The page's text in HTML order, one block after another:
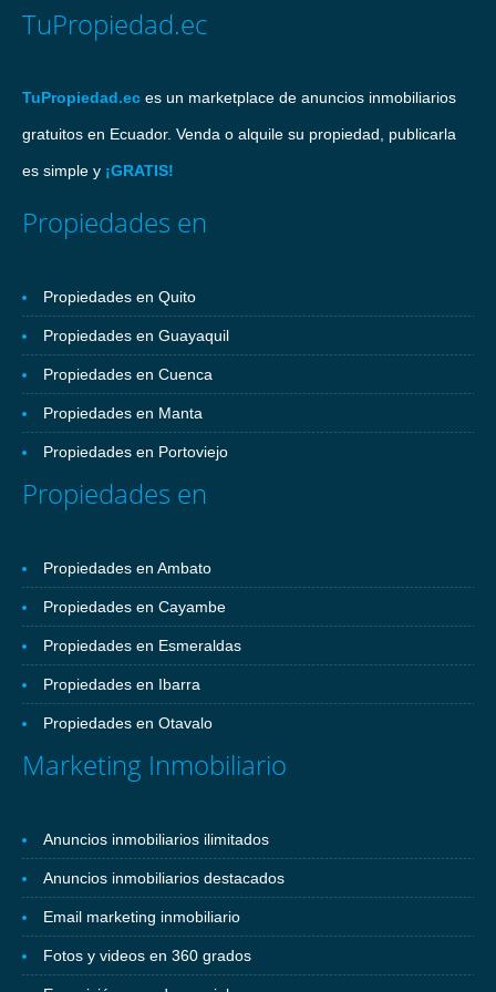
TuPropiedad.ec
TuPropiedad.ec es un marketplace de anuncios inmobiliarios
gratuitos en Ecuador. Venda o alquile su propiedad, publicarla
es simple y ¡GRATIS!
Propiedades en
Propiedades en Quito
Propiedades en Guayaquil
Propiedades en Cuenca
Propiedades en Manta
Propiedades en Portoviejo
Propiedades en
Propiedades en Ambato
Propiedades en Cayambe
Propiedades en Esmeraldas
Propiedades en Ibarra
Propiedades en Otavalo
Marketing Inmobiliario
Anuncios inmobiliarios ilimitados
Anuncios inmobiliarios destacados
Email marketing inmobiliario
Fotos y videos en 360 grados